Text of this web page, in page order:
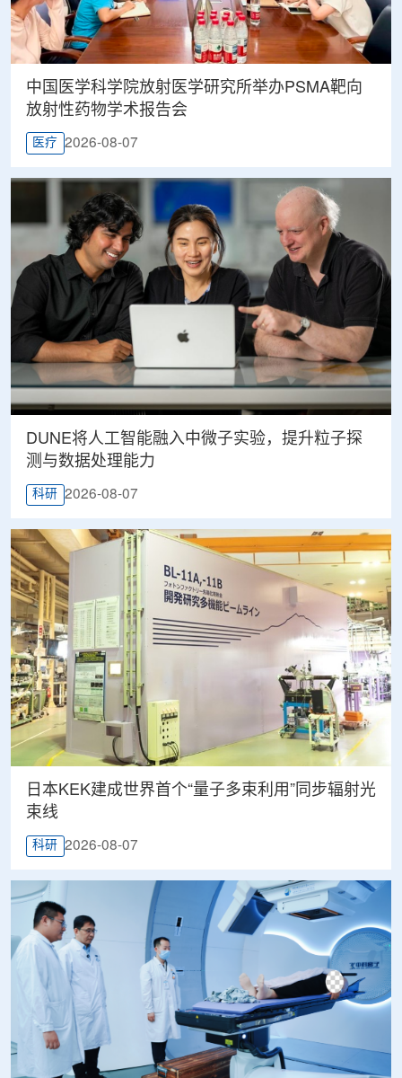
中国医学科学院放射医学研究所举办PSMA靶向
放射性药物学术报告会
医疗 2026-08-07
DUNE将人工智能融入中微子实验，提升粒子探
测与数据处理能力
科研 2026-08-07
日本KEK建成世界首个“量子多束利用”同步辐射光
束线
科研 2026-08-07